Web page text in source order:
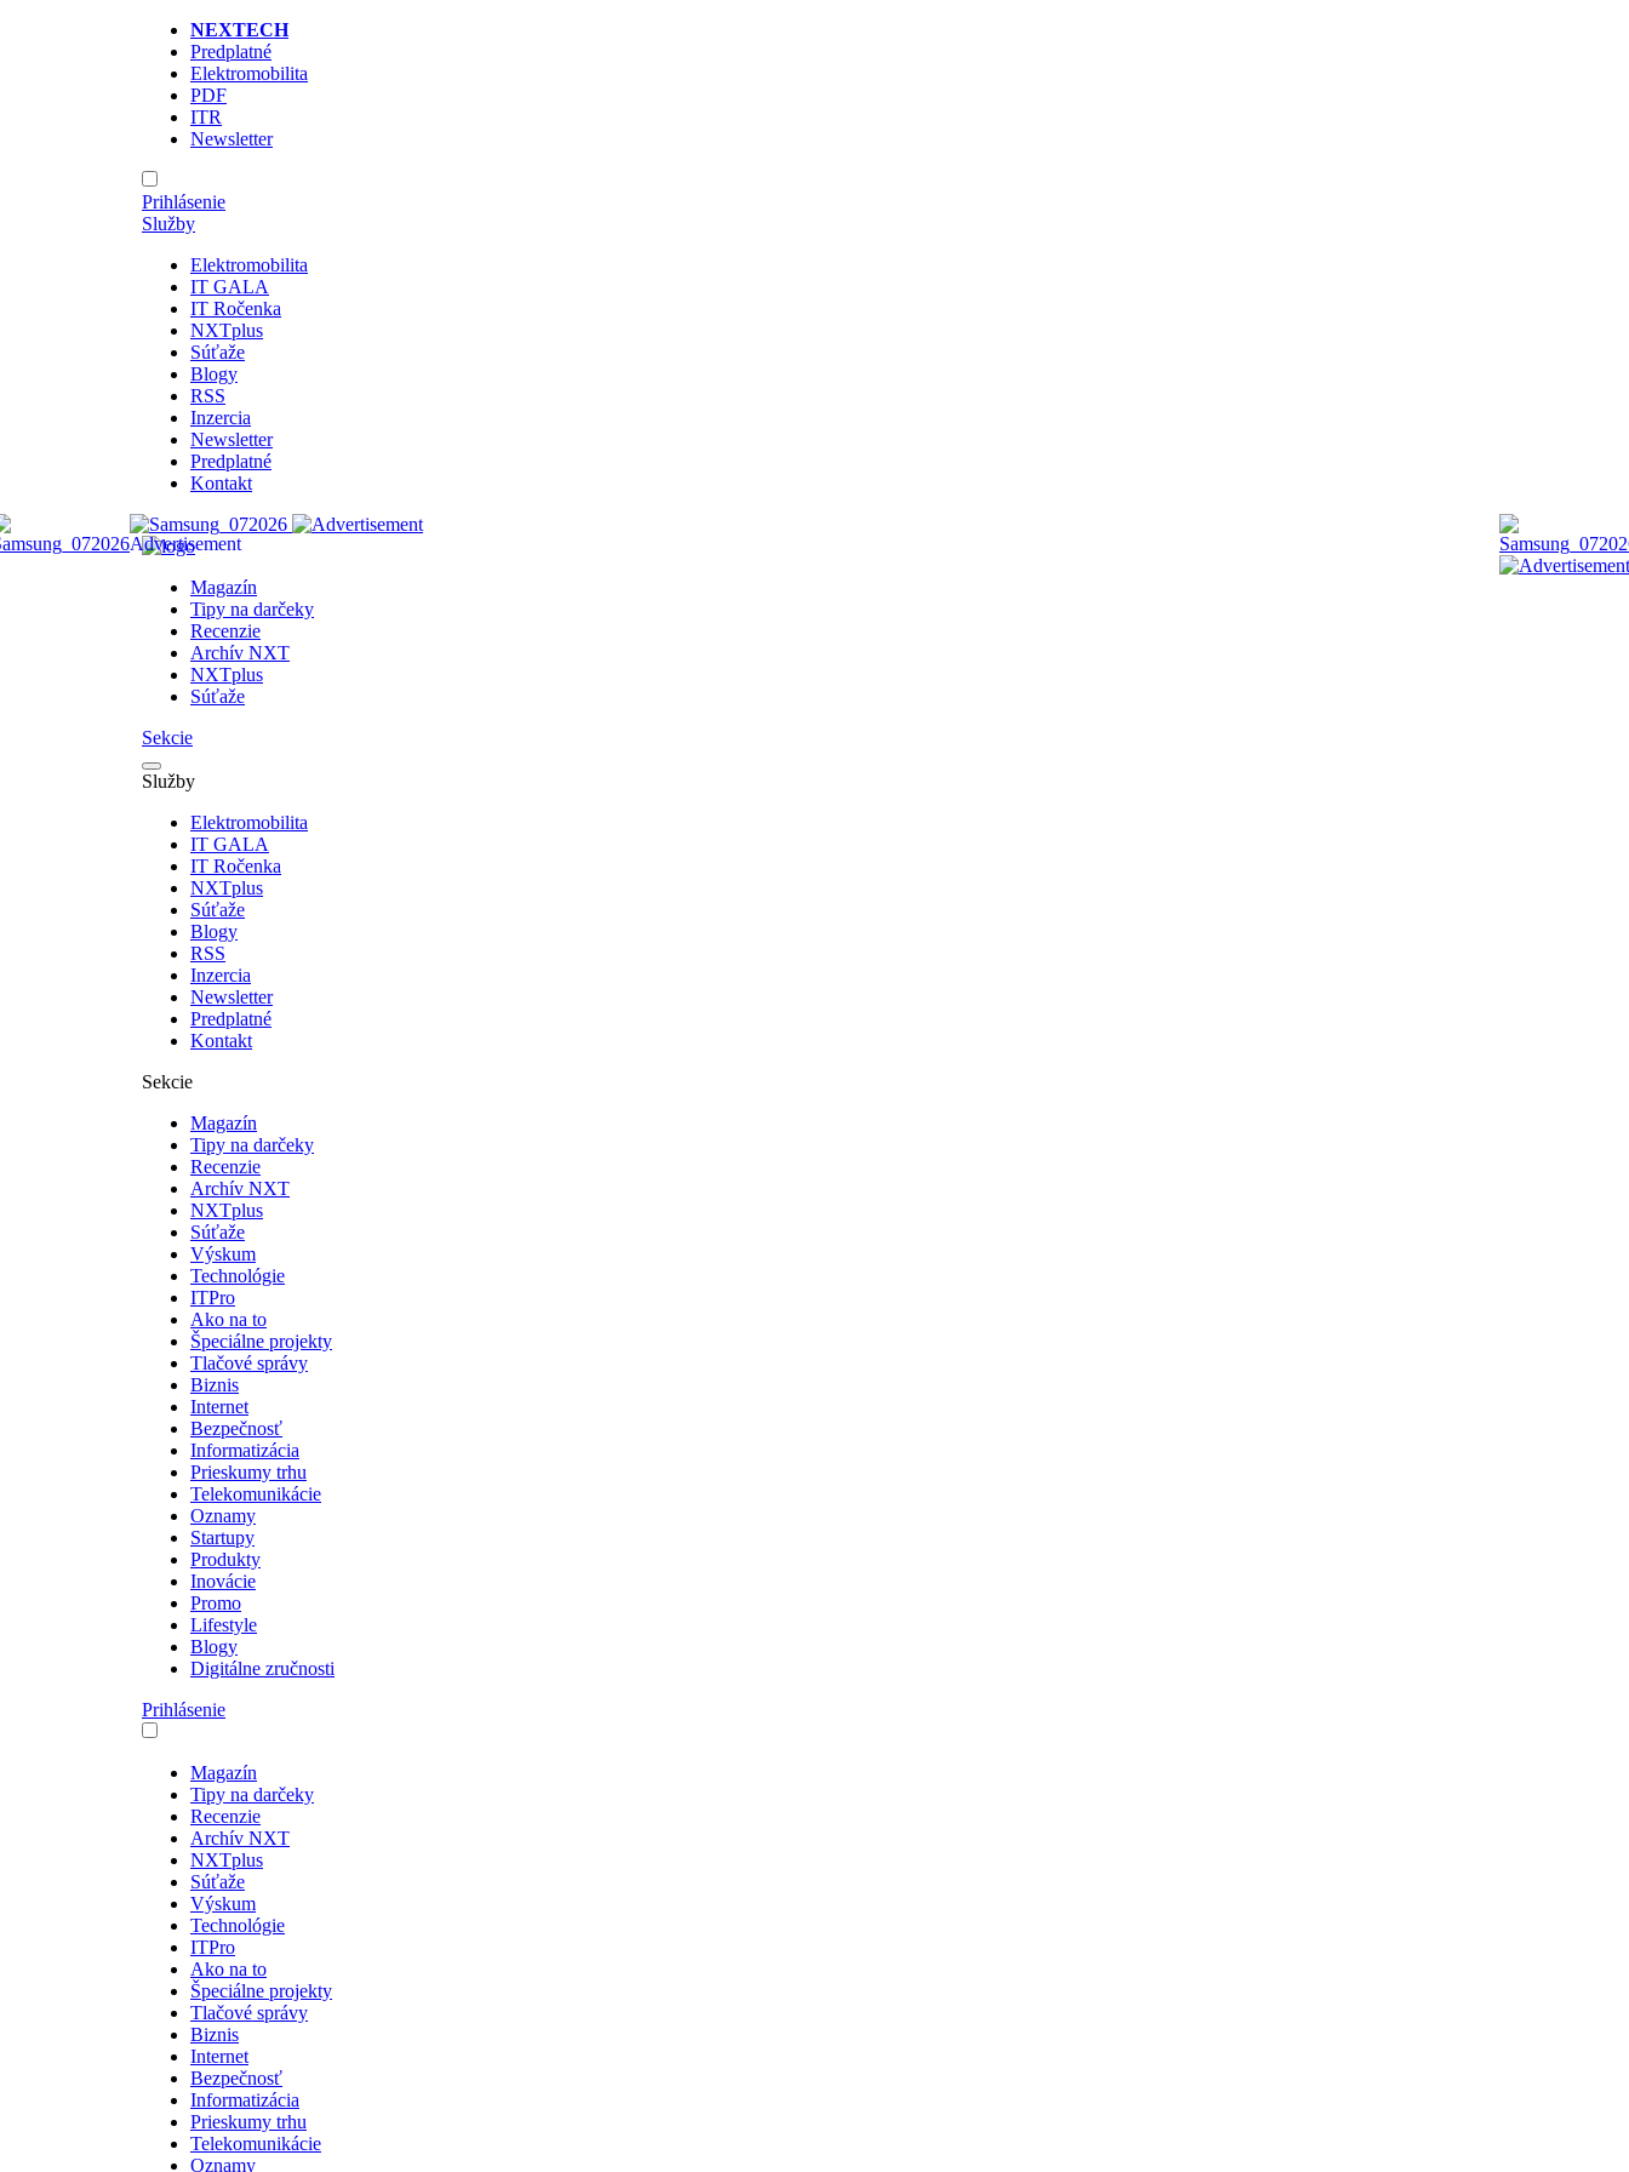
NEXTECH
Predplatné
Elektromobilita
PDF
ITR
Newsletter
Prihlásenie
Služby
Elektromobilita
IT GALA
IT Ročenka
NXTplus
Súťaže
Blogy
RSS
Inzercia
Newsletter
Predplatné
Kontakt
Magazín
Tipy na darčeky
Recenzie
Archív NXT
NXTplus
Súťaže
Sekcie
Služby
Elektromobilita
IT GALA
IT Ročenka
NXTplus
Súťaže
Blogy
RSS
Inzercia
Newsletter
Predplatné
Kontakt
Sekcie
Magazín
Tipy na darčeky
Recenzie
Archív NXT
NXTplus
Súťaže
Výskum
Technológie
ITPro
Ako na to
Špeciálne projekty
Tlačové správy
Biznis
Internet
Bezpečnosť
Informatizácia
Prieskumy trhu
Telekomunikácie
Oznamy
Startupy
Produkty
Inovácie
Promo
Lifestyle
Blogy
Digitálne zručnosti
Prihlásenie
Magazín
Tipy na darčeky
Recenzie
Archív NXT
NXTplus
Súťaže
Výskum
Technológie
ITPro
Ako na to
Špeciálne projekty
Tlačové správy
Biznis
Internet
Bezpečnosť
Informatizácia
Prieskumy trhu
Telekomunikácie
Oznamy